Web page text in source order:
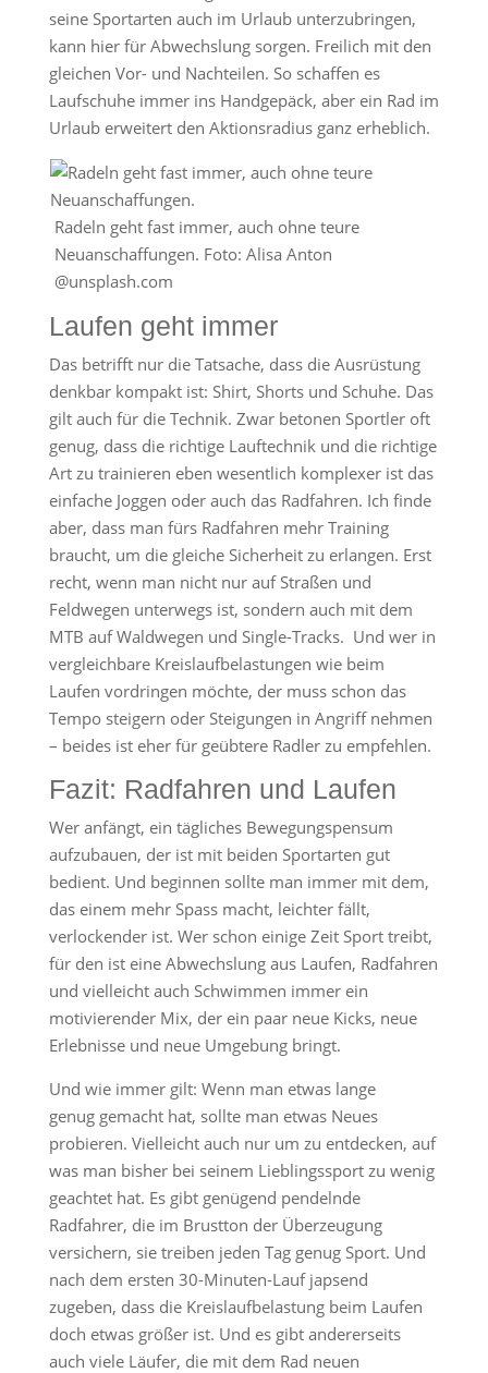
seine Sportarten auch im Urlaub unterzubringen,
kann hier für Abwechslung sorgen. Freilich mit den
gleichen Vor- und Nachteilen. So schaffen es
Laufschuhe immer ins Handgepäck, aber ein Rad im
Urlaub erweitert den Aktionsradius ganz erheblich.
Radeln geht fast immer, auch ohne teure
Neuanschaffungen. Foto: Alisa Anton
@unsplash.com
Laufen geht immer
Das betrifft nur die Tatsache, dass die Ausrüstung
denkbar kompakt ist: Shirt, Shorts und Schuhe. Das
gilt auch für die Technik. Zwar betonen Sportler oft
genug, dass die richtige Lauftechnik und die richtige
Art zu trainieren eben wesentlich komplexer ist das
einfache Joggen oder auch das Radfahren. Ich finde
aber, dass man fürs Radfahren mehr Training
braucht, um die gleiche Sicherheit zu erlangen. Erst
recht, wenn man nicht nur auf Straßen und
Feldwegen unterwegs ist, sondern auch mit dem
MTB auf Waldwegen und Single-Tracks. Und wer in
vergleichbare Kreislaufbelastungen wie beim
Laufen vordringen möchte, der muss schon das
Tempo steigern oder Steigungen in Angriff nehmen
– beides ist eher für geübtere Radler zu empfehlen.
Fazit: Radfahren und Laufen
Wer anfängt, ein tägliches Bewegungspensum
aufzubauen, der ist mit beiden Sportarten gut
bedient. Und beginnen sollte man immer mit dem,
das einem mehr Spass macht, leichter fällt,
verlockender ist. Wer schon einige Zeit Sport treibt,
für den ist eine Abwechslung aus Laufen, Radfahren
und vielleicht auch Schwimmen immer ein
motivierender Mix, der ein paar neue Kicks, neue
Erlebnisse und neue Umgebung bringt.
Und wie immer gilt: Wenn man etwas lange
genug gemacht hat, sollte man etwas Neues
probieren. Vielleicht auch nur um zu entdecken, auf
was man bisher bei seinem Lieblingssport zu wenig
geachtet hat. Es gibt genügend pendelnde
Radfahrer, die im Brustton der Überzeugung
versichern, sie treiben jeden Tag genug Sport. Und
nach dem ersten 30-Minuten-Lauf japsend
zugeben, dass die Kreislaufbelastung beim Laufen
doch etwas größer ist. Und es gibt andererseits
auch viele Läufer, die mit dem Rad neuen